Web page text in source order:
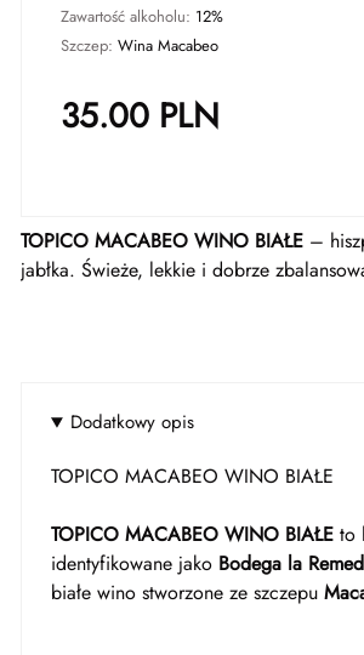
Zawartość alkoholu: 12%
Szczep: Wina Macabeo
35.00 PLN
TOPICO MACABEO WINO BIAŁE –
jabłka. Świeże, lekkie i dobrze
Dodatkowy opis
TOPICO MACABEO WINO BIAŁE
TOPICO MACABEO WINO BIAŁE to
identyfikowane jako Bodega la
białe wino stworzone ze szczepu